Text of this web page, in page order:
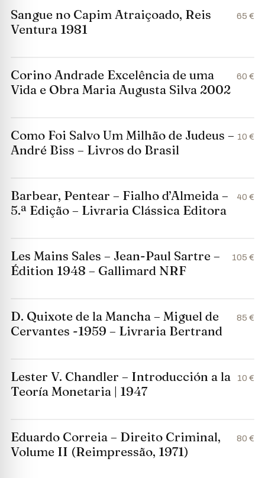
Sangue no Capim Atraiçoado, Reis
Ventura 1981
65 €
Corino Andrade Excelência de uma
Vida e Obra Maria Augusta Silva 2002
60 €
Como Foi Salvo Um Milhão de Judeus –
André Biss – Livros do Brasil
10 €
Barbear, Pentear – Fialho d’Almeida –
5.ª Edição – Livraria Clássica Editora
40 €
Les Mains Sales – Jean-Paul Sartre –
Édition 1948 – Gallimard NRF
105 €
D. Quixote de la Mancha – Miguel de
Cervantes -1959 – Livraria Bertrand
85 €
Lester V. Chandler – Introducción a la
Teoría Monetaria | 1947
10 €
Eduardo Correia – Direito Criminal,
Volume II (Reimpressão, 1971)
80 €